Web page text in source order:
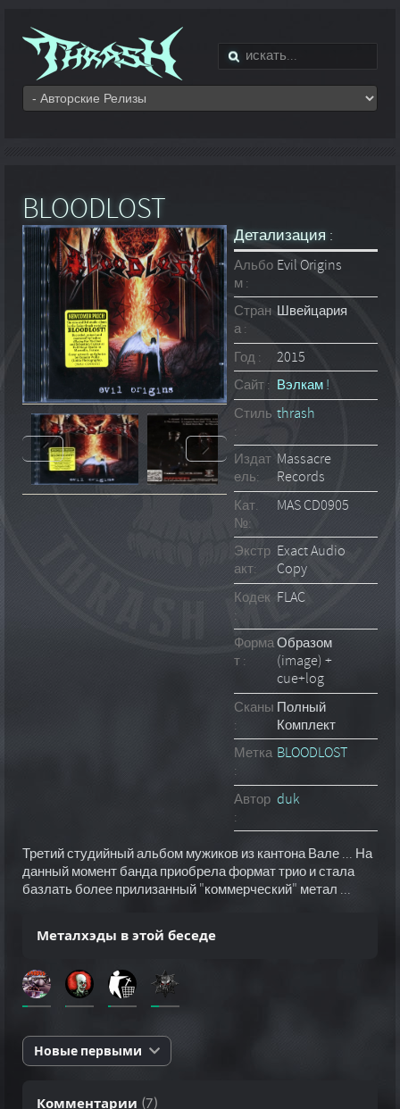
BLOODLOST
Детализация :
Альбо
м :
Evil Origins
Стран
а :
Швейцария
Год :
2015
Сайт : Вэлкам !
Стиль
:
thrash
Издат
ель:
Massacre
Records
Кат.
№:
MAS CD0905
Экстр
акт:
Exact Audio
Copy
Кодек
:
FLAC
Форма
т :
Образом
(image) +
cue+log
Сканы
:
Полный
Комплект
Метка
:
BLOODLOST
Автор
:
duk
Третий студийный альбом мужиков из кантона Вале ... На
данный момент банда приобрела формат трио и стала
базлать более прилизанный "коммерческий" метал ...
Металхэды в этой беседе
Новые первыми
Комментарии (7)